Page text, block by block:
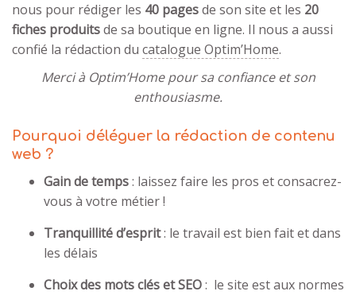
nous pour rédiger les 40 pagesde son site et les 20
fiches produitsde sa boutique en ligne. Il nous a aussi
confié la rédaction du catalogue Optim’Home.
Merci à Optim’Home pour sa confiance et son
enthousiasme.
Pourquoi déléguer la rédaction de contenu
web ?
Gain de temps: laissez faire les pros et consacrez-
vous à votre métier !
Tranquillité d’esprit: le travail est bien fait et dans
les délais
Choix des mots clés et SEO: le site est aux normes